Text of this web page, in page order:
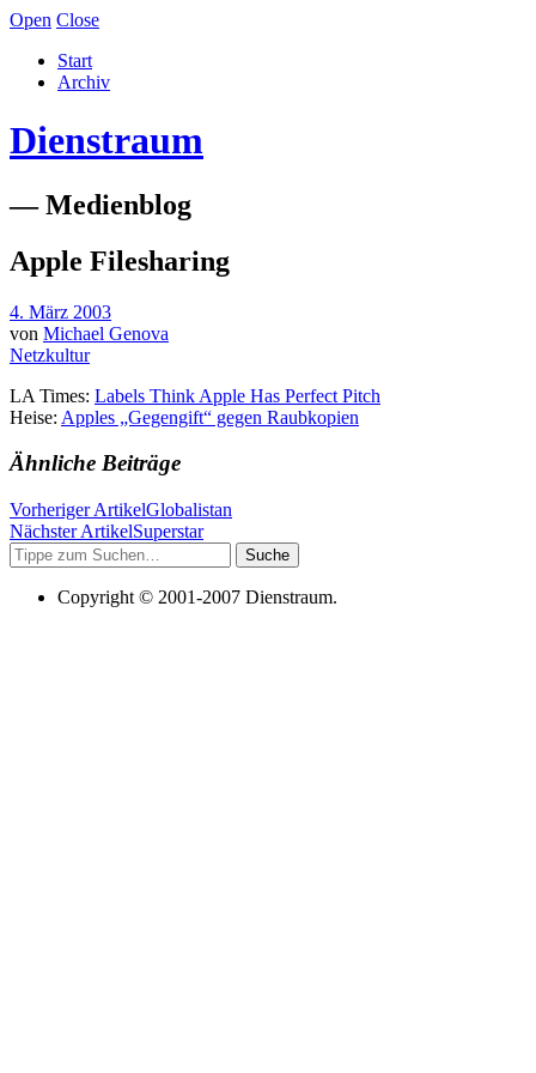
Open Close
Start
Archiv
Dienstraum
— Medienblog
Apple Filesharing
4. März 2003
von Michael Genova
Netzkultur
LA Times: Labels Think Apple Has Perfect Pitch
Heise: Apples „Gegengift“ gegen Raubkopien
Ähnliche Beiträge
Vorheriger ArtikelGlobalistan
Nächster ArtikelSuperstar
Suche
Copyright © 2001-2007 Dienstraum.